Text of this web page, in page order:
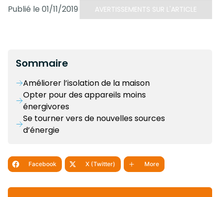
Publié le 01/11/2019 AVERTISSEMENTS SUR L'ARTICLE
Sommaire
Améliorer l’isolation de la maison
Opter pour des appareils moins
énergivores
Se tourner vers de nouvelles sources
d’énergie
Facebook X (Twitter) More